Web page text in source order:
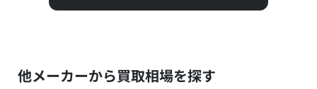
他メーカーから買取相場を探す